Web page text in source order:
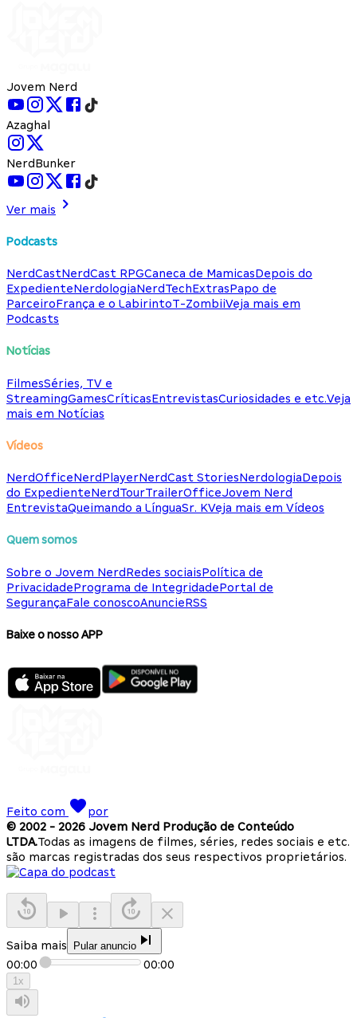
Jovem Nerd
Azaghal
NerdBunker
Ver mais
Podcasts
NerdCastNerdCast RPGCaneca de MamicasDepois do
ExpedienteNerdologiaNerdTechExtrasPapo de
ParceiroFrança e o LabirintoT-ZombiiVeja mais em
Podcasts
Notícias
FilmesSéries, TV e
StreamingGamesCríticasEntrevistasCuriosidades e etc.Veja
mais em Notícias
Vídeos
NerdOfficeNerdPlayerNerdCast StoriesNerdologiaDepois
do ExpedienteNerdTourTrailerOfficeJovem Nerd
EntrevistaQueimando a LínguaSr. KVeja mais em Vídeos
Quem somos
Sobre o Jovem NerdRedes sociaisPolítica de
PrivacidadePrograma de IntegridadePortal de
SegurançaFale conoscoAnuncieRSS
Baixe o nosso APP
Feito com
por
© 2002 - 2026 Jovem Nerd Produção de Conteúdo
LTDA.Todas as imagens de filmes, séries, redes sociais e etc.
são marcas registradas dos seus respectivos proprietários.
Saiba mais Pular anuncio
00:00 00:00
1x